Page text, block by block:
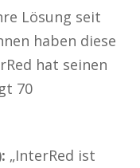
Lösung seit
haben diese
hat seinen
70
„InterRed ist